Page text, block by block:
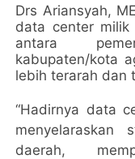
Drs Ariansyah,
data center milik
antara
kabupaten/kota
lebih terarah dan
“Hadirnya data
menyelaraskan
daerah,